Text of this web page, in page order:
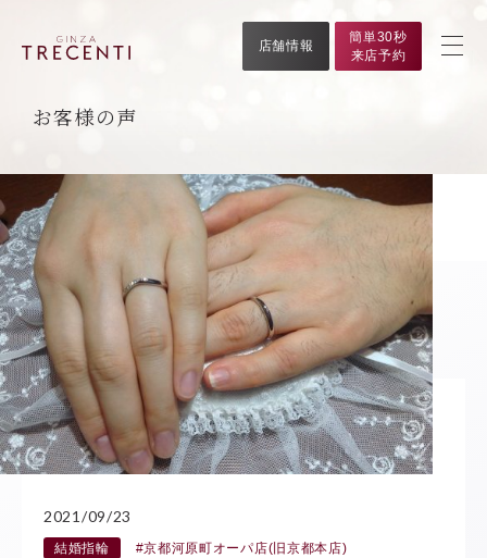
店舗情報
簡単30秒
来店予約
お客様の声
2021/09/23
結婚指輪 #京都河原町オーパ店(旧京都本店)